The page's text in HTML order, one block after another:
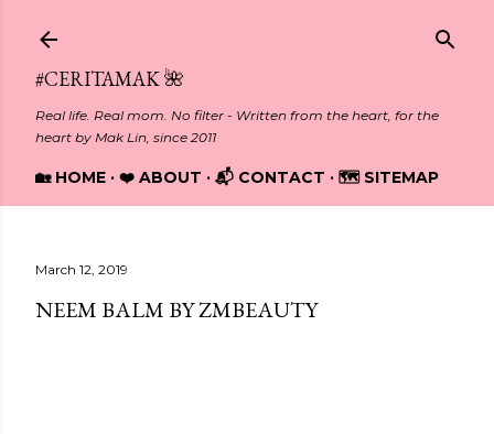
#CERITAMAK 🌺
Real life. Real mom. No filter - Written from the heart, for the
heart by Mak Lin, since 2011
🏡 HOME ❤️ ABOUT 📬 CONTACT 🗺️ SITEMAP
March 12, 2019
NEEM BALM BY ZMBEAUTY